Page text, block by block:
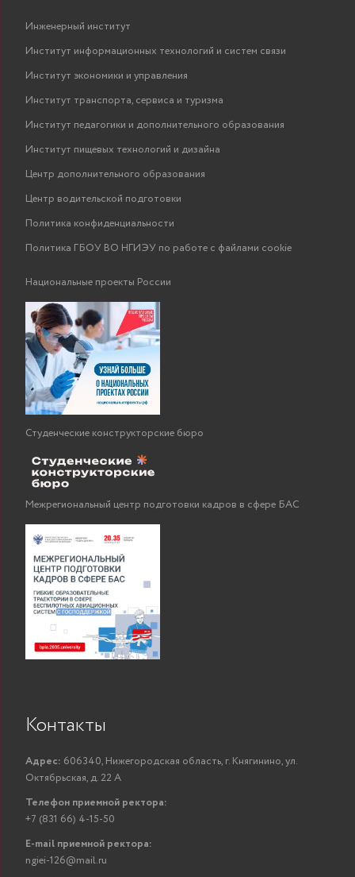
Инженерный институт
Институт информационных технологий и систем связи
Институт экономики и управления
Институт транспорта, сервиса и туризма
Институт педагогики и дополнительного образования
Институт пищевых технологий и дизайна
Центр дополнительного образования
Центр водительской подготовки
Политика конфиденциальности
Политика ГБОУ ВО НГИЭУ по работе с файлами cookie
Национальные проекты России
Студенческие конструкторские бюро
Межрегиональный центр подготовки кадров в сфере БАС
Контакты
Адрес: 606340, Нижегородская область, г. Княгинино, ул.
Октябрьская, д. 22 А
Телефон приемной ректора:
+7 (831 66) 4-15-50
E-mail приемной ректора:
ngiei-126@mail.ru